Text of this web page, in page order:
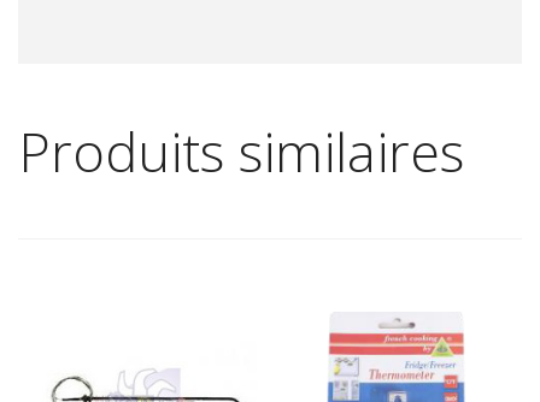
Produits similaires